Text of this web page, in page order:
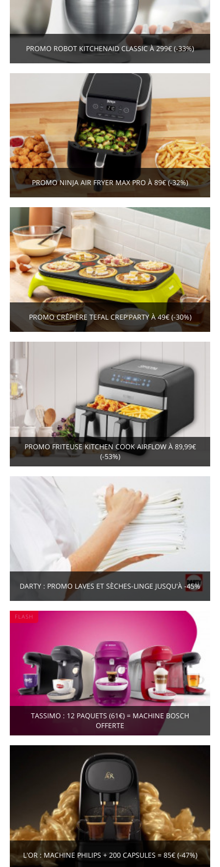
PROMO ROBOT KITCHENAID CLASSIC À 299€ (-33%)
PROMO NINJA AIR FRYER MAX PRO À 89€ (-32%)
PROMO CRÊPIÈRE TEFAL CREP'PARTY À 49€ (-30%)
PROMO FRITEUSE KITCHEN COOK AIRFLOW À 89,99€
(-53%)
DARTY : PROMO LAVES ET SÈCHES-LINGE JUSQU'À -45%
FLASH
TASSIMO : 12 PAQUETS (61€) = MACHINE BOSCH
OFFERTE
L'OR : MACHINE PHILIPS + 200 CAPSULES = 85€ (-47%)